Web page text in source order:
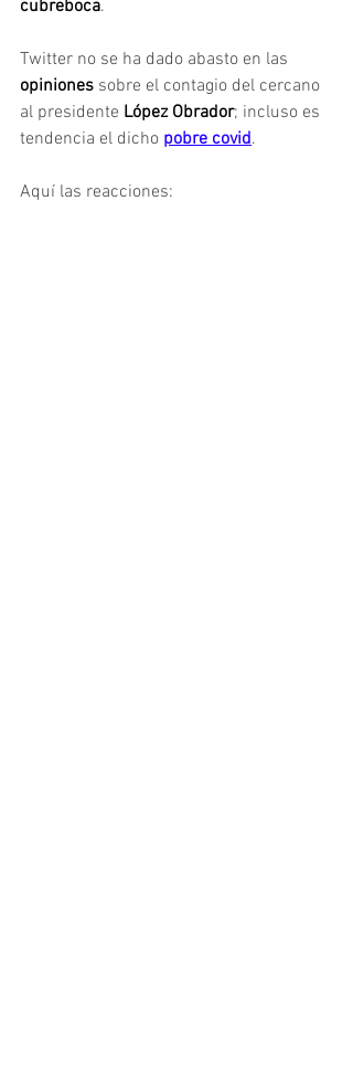
cubreboca.
Twitter no se ha dado abasto en las
opiniones sobre el contagio del cercano
al presidente López Obrador; incluso es
tendencia el dicho pobre covid.
Aquí las reacciones: